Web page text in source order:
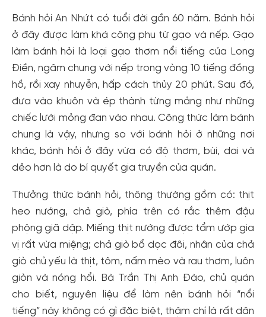
Bánh hỏi An Nhứt có tuổi đời gần 60 năm. Bánh hỏi
ở đây được làm khá công phu từ gạo và nếp. Gạo
làm bánh hỏi là loại gạo thơm nổi tiếng của Long
Điền, ngâm chung với nếp trong vòng 10 tiếng đồng
hồ, rồi xay nhuyễn, hấp cách thủy 20 phút. Sau đó,
đưa vào khuôn và ép thành từng mảng như những
chiếc lưới mỏng đan vào nhau. Công thức làm bánh
chung là vậy, nhưng so với bánh hỏi ở những nơi
khác, bánh hỏi ở đây vừa có độ thơm, bùi, dai và
dẻo hơn là do bí quyết gia truyền của quán.
Thưởng thức bánh hỏi, thông thường gồm có: thịt
heo nướng, chả giò, phía trên có rắc thêm đậu
phộng giã dập. Miếng thịt nướng được tẩm ướp gia
vị rất vừa miệng; chả giò bổ dọc đôi, nhân của chả
giò chủ yếu là thịt, tôm, nấm mèo và rau thơm, luôn
giòn và nóng hổi. Bà Trần Thị Anh Đào, chủ quán
cho biết, nguyên liệu để làm nên bánh hỏi “nổi
tiếng” này không có gì đặc biệt, thậm chí là rất dân